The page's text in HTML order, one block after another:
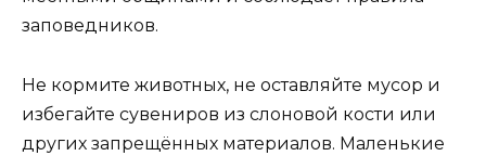
заповедников.
Не кормите животных, не оставляйте мусор и
избегайте сувениров из слоновой кости или
других запрещённых материалов. Маленькие